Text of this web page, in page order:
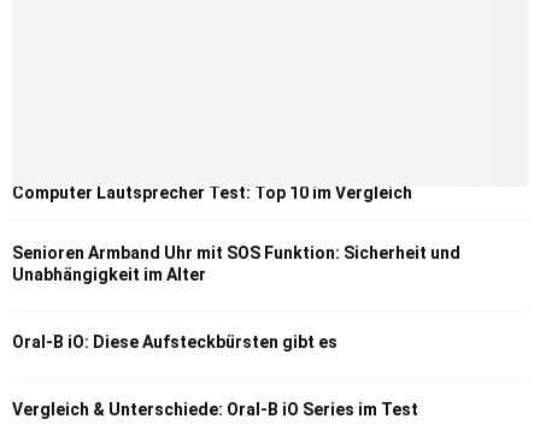
Computer Lautsprecher Test: Top 10 im Vergleich
Senioren Armband Uhr mit SOS Funktion: Sicherheit und
Unabhängigkeit im Alter
Oral-B iO: Diese Aufsteckbürsten gibt es
Vergleich & Unterschiede: Oral-B iO Series im Test